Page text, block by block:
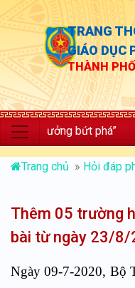
TRANG
GIÁO DỤC
THÀNH
trưởng bứt phá”
Trang chủ » Hỏi đáp
Thêm 05 trường
bài từ ngày 23/8/
Ngày 09-7-2020, Bộ